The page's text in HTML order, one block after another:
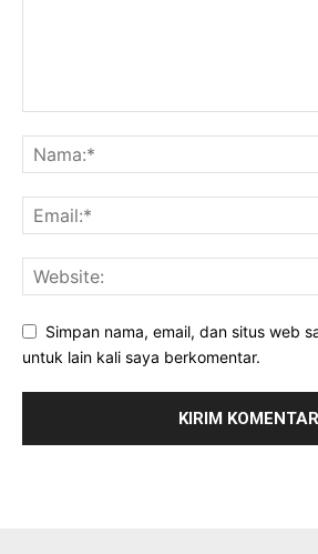
Simpan nama, email, dan situs web
untuk lain kali saya berkomentar.